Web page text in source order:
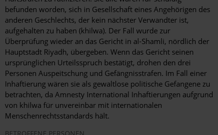
befunden worden, sich in Gesellschaft eines Angehörigen des
anderen Geschlechts, der kein nächster Verwandter ist,
aufgehalten zu haben (khilwa). Der Fall wurde zur
Überprüfung wieder an das Gericht in al-Shamli, nördlich der
Hauptstadt Riyadh, übergeben. Wenn das Gericht seinen
ursprünglichen Urteilsspruch bestätigt, drohen den drei
Personen Auspeitschung und Gefängnisstrafen. Im Fall einer
Inhaftierung wären sie als gewaltlose politische Gefangene zu
betrachten, da Amnesty International Inhaftierungen aufgrund
von khilwa für unvereinbar mit internationalen
Menschenrechtsstandards hält.